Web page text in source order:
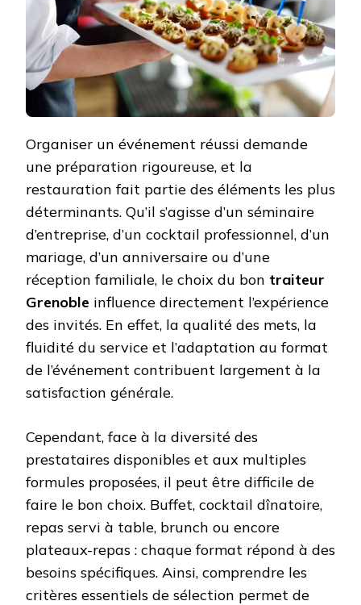
OU
PRIVÉ
AVEC
PLUSIEURS
FORMATS
DE
SERVICE
Organiser un événement réussi demande
une préparation rigoureuse, et la
restauration fait partie des éléments les plus
déterminants. Qu’il s’agisse d’un séminaire
d’entreprise, d’un cocktail professionnel, d’un
mariage, d’un anniversaire ou d’une
réception familiale, le choix du bon traiteur
Grenoble influence directement l’expérience
des invités. En effet, la qualité des mets, la
fluidité du service et l’adaptation au format
de l’événement contribuent largement à la
satisfaction générale.
Cependant, face à la diversité des
prestataires disponibles et aux multiples
formules proposées, il peut être difficile de
faire le bon choix. Buffet, cocktail dînatoire,
repas servi à table, brunch ou encore
plateaux-repas : chaque format répond à des
besoins spécifiques. Ainsi, comprendre les
critères essentiels de sélection permet de